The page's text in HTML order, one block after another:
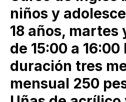
niños y
18 años, martes
de 15:00 a 16:00
duración tres
mensual 250